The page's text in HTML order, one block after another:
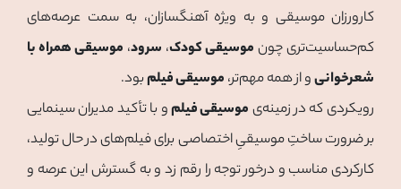
کارورزان موسیقی و به ویژه آهنگسازان، به سمت عرصه‌های
کم‌حساسیت‌تری چون موسیقی کودک، سرود، موسیقی همراه با
شعرخوانیو از همه مهم‌تر، موسیقی فیلمبود.
رویکردی که در زمینه‌ی موسیقی فیلمو با تأکید مدیران سینمایی
بر ضرورت ساختِ موسیقیِ اختصاصی برای فیلم‌های در حال تولید،
کارکردی مناسب و درخور توجه را رقم زد و به گسترش این عرصه و